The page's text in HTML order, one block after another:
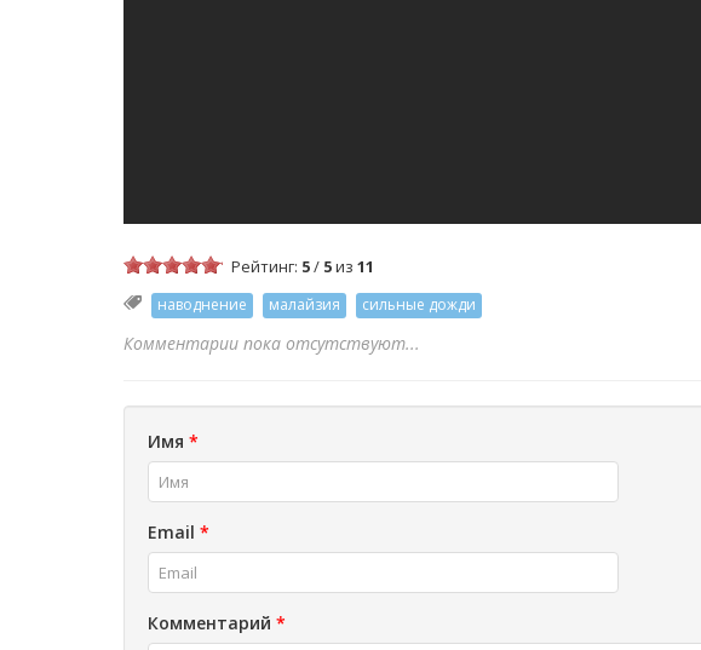
Рейтинг: 5/ 5из 11
наводнение малайзия сильные дожди
Комментарии пока отсутствуют...
Имя *
Email *
Комментарий *